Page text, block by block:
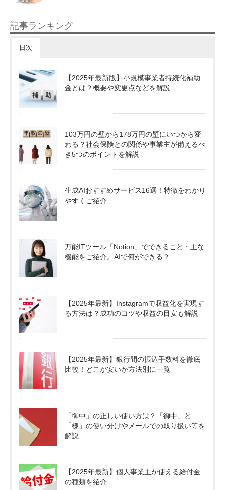
記事ランキング
日次
【2025年最新版】小規模事業者持続化補助
金とは？概要や変更点などを解説
103万円の壁から178万円の壁にいつから変
わる？社会保険との関係や事業主が備えるべ
き5つのポイントを解説
生成AIおすすめサービス16選！特徴をわかり
やすくご紹介
万能ITツール「Notion」でできること・主な
機能をご紹介。AIで何ができる？
【2025年最新】Instagramで収益化を実現す
る方法は？成功のコツや収益の目安も解説
【2025年最新】銀行間の振込手数料を徹底
比較！どこが安いか方法別に一覧
「御中」の正しい使い方は？「御中」と
「様」の使い分けやメールでの取り扱い等を
解説
【2025年最新】個人事業主が使える給付金
の種類を紹介